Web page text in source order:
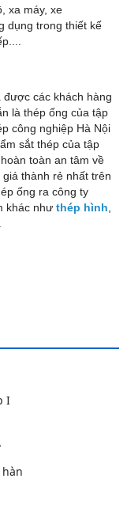
xa máy, xe
dụng trong thiết kế
các khách hàng
là thép ống của tập
công nghiệp Hà Nội
sắt thép của tập
toàn an tâm về
thành rẻ nhất trên
ống ra công ty
khác như thép hình
I